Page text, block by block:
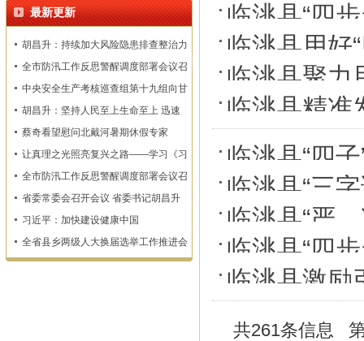
最新更新
胡昌升：持续加大风险隐患排查整治力
度 确保监测预警和群众转移避险到位
全市防汛工作反思警醒调度部署会议召
开
中央安全生产考核巡查组第十九组向甘
肃省反馈明查暗访情况
胡昌升：坚持人民至上生命至上 迅速
查漏补缺固强补弱 坚决维护人民群众
蔡奇看望慰问北戴河暑期休假专家
让真理之光照亮复兴之路——学习《习
近平谈治国理政》第一至五卷
全市防汛工作反思警醒调度部署会议召
开
省委常委会召开会议 省委书记胡昌升
主持
习近平：加快建设健康中国
全省县乡两级人大换届选举工作推进会
召开
临洮县“四
临洮县用好
临洮县聚力
临洮县精准
临洮县“四
设
临洮县“三
走心入心
临洮县“严
临洮县“四
临洮县激励
济发展
共261条信息